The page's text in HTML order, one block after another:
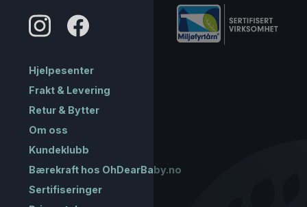
Hjelpesenter
Frakt & Levering
Retur & Bytter
Om oss
Kundeklubb
Bærekraft hos OhDearBaby.no
Sertifiseringer